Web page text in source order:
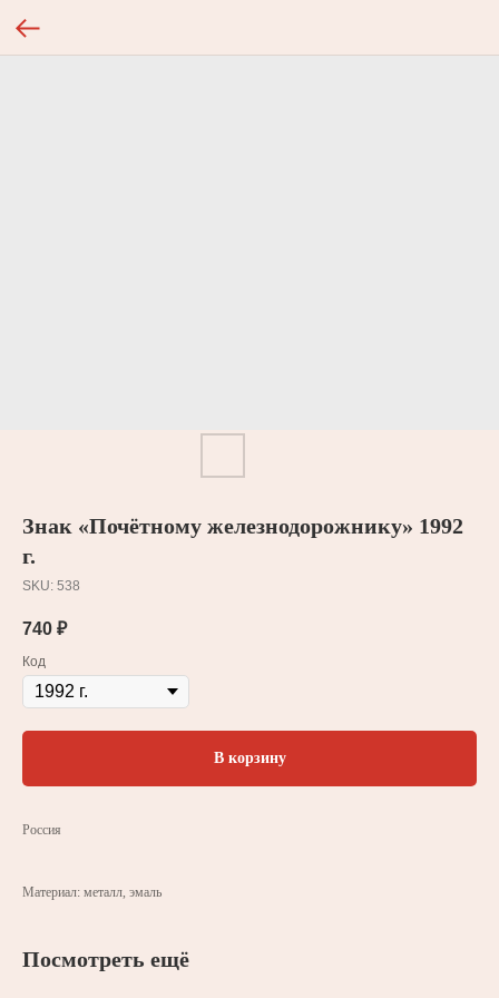
Знак «Почëтному железнодорожнику» 1992
г.
SKU: 538
740 ₽
Код
В корзину
Россия
Материал: металл, эмаль
Посмотреть ещё